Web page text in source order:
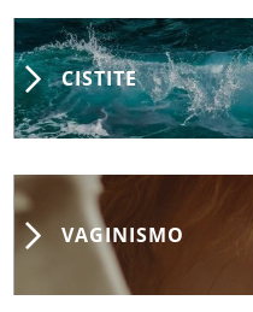
CISTITE
VAGINISMO